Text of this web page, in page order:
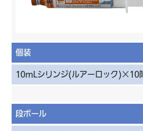
個装
10mLシリンジ(ルアーロック)×10
段ボール